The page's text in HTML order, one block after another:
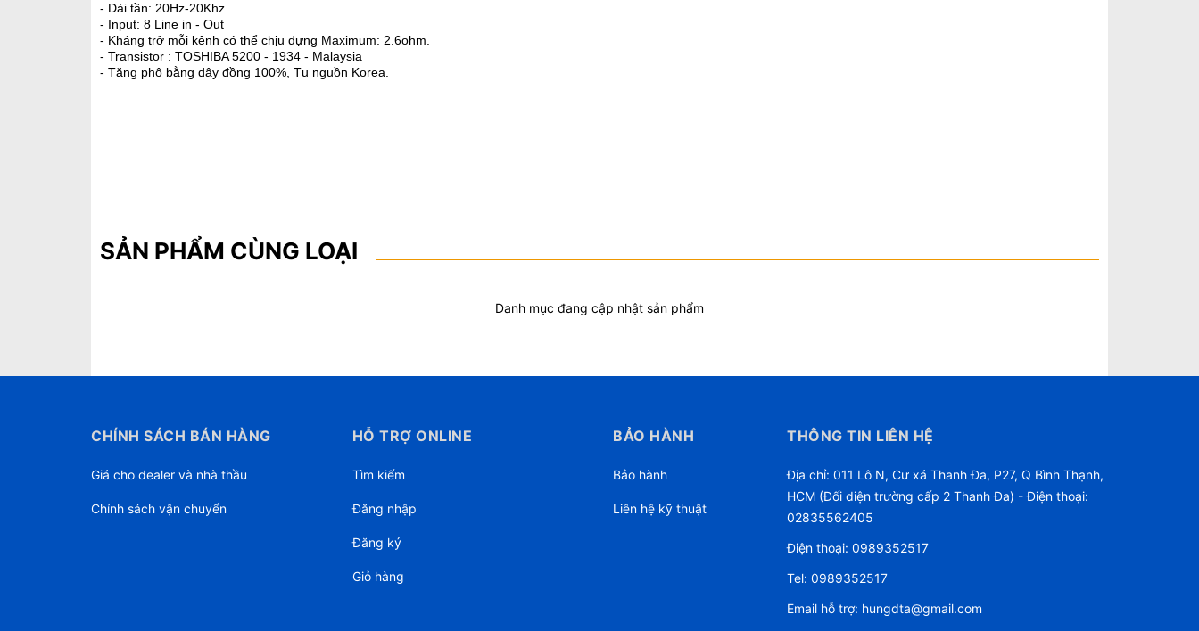
- Dải tần: 20Hz-20Khz
- Input: 8 Line in - Out
- Kháng trở mỗi kênh có thể chịu đựng Maximum: 2.6ohm.
- Transistor : TOSHIBA 5200 - 1934 - Malaysia
- Tăng phô bằng dây đồng 100%, Tụ nguồn Korea.
SẢN PHẨM CÙNG LOẠI
Danh mục đang cập nhật sản phẩm
CHÍNH SÁCH BÁN HÀNG
Giá cho dealer và nhà thầu
Chính sách vận chuyển
HỖ TRỢ ONLINE
Tìm kiếm
Đăng nhập
Đăng ký
Giỏ hàng
BẢO HÀNH
Bảo hành
Liên hệ kỹ thuật
THÔNG TIN LIÊN HỆ
Địa chỉ: 011 Lô N, Cư xá Thanh Đa, P27, Q Bình Thạnh,
HCM (Đối diện trường cấp 2 Thanh Đa) - Điện thoại:
02835562405
Điện thoại: 0989352517
Tel: 0989352517
Email hỗ trợ: hungdta@gmail.com